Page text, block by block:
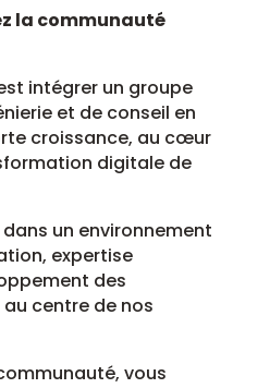
la communauté
intégrer un groupe
et de conseil en
croissance, au cœur
digitale de
un environnement
expertise
des
centre de nos
vous